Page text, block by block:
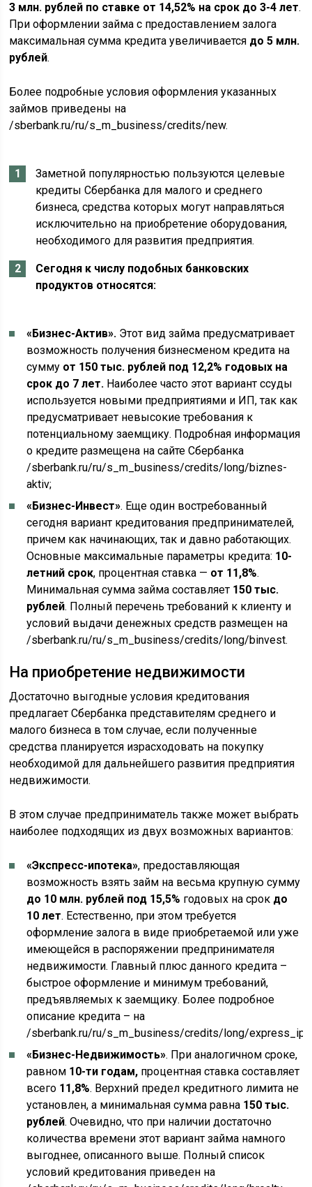
3 млн. рублей по ставке от 14,52% на срок до 3-4 лет.
При оформлении займа с предоставлением залога
максимальная сумма кредита увеличивается до 5 млн.
рублей.
Более подробные условия оформления указанных
займов приведены на
/sberbank.ru/ru/s_m_business/credits/new.
Заметной популярностью пользуются целевые
кредиты Сбербанка для малого и среднего
бизнеса, средства которых могут направляться
исключительно на приобретение оборудования,
необходимого для развития предприятия.
Сегодня к числу подобных банковских
продуктов относятся:
«Бизнес-Актив». Этот вид займа предусматривает
возможность получения бизнесменом кредита на
сумму от 150 тыс. рублей под 12,2% годовых на
срок до 7 лет. Наиболее часто этот вариант ссуды
используется новыми предприятиями и ИП, так как
предусматривает невысокие требования к
потенциальному заемщику. Подробная информация
о кредите размещена на сайте Сбербанка
/sberbank.ru/ru/s_m_business/credits/long/biznes-
aktiv;
«Бизнес-Инвест». Еще один востребованный
сегодня вариант кредитования предпринимателей,
причем как начинающих, так и давно работающих.
Основные максимальные параметры кредита: 10-
летний срок, процентная ставка — от 11,8%.
Минимальная сумма займа составляет 150 тыс.
рублей. Полный перечень требований к клиенту и
условий выдачи денежных средств размещен на
/sberbank.ru/ru/s_m_business/credits/long/binvest.
На приобретение недвижимости
Достаточно выгодные условия кредитования
предлагает Сбербанка представителям среднего и
малого бизнеса в том случае, если полученные
средства планируется израсходовать на покупку
необходимой для дальнейшего развития предприятия
недвижимости.
В этом случае предприниматель также может выбрать
наиболее подходящих из двух возможных вариантов:
«Экспресс-ипотека», предоставляющая
возможность взять займ на весьма крупную сумму
до 10 млн. рублей под 15,5% годовых на срок до
10 лет. Естественно, при этом требуется
оформление залога в виде приобретаемой или уже
имеющейся в распоряжении предпринимателя
недвижимости. Главный плюс данного кредита –
быстрое оформление и минимум требований,
предъявляемых к заемщику. Более подробное
описание кредита – на
/sberbank.ru/ru/s_m_business/credits/long/express_ip;
«Бизнес-Недвижимость». При аналогичном сроке,
равном 10-ти годам, процентная ставка составляет
всего 11,8%. Верхний предел кредитного лимита не
установлен, а минимальная сумма равна 150 тыс.
рублей. Очевидно, что при наличии достаточно
количества времени этот вариант займа намного
выгоднее, описанного выше. Полный список
условий кредитования приведен на